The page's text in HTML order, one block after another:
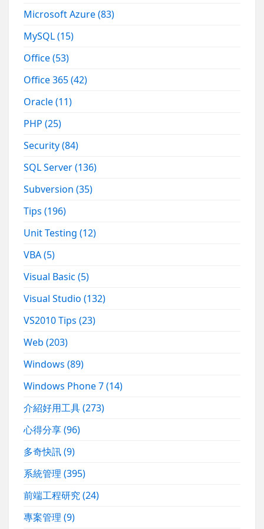
Microsoft Azure(83)
MySQL(15)
Office(53)
Office 365(42)
Oracle(11)
PHP(25)
Security(84)
SQL Server(136)
Subversion(35)
Tips(196)
Unit Testing(12)
VBA(5)
Visual Basic(5)
Visual Studio(132)
VS2010 Tips(23)
Web(203)
Windows(89)
Windows Phone 7(14)
介紹好用工具(273)
心得分享(96)
多奇快訊(9)
系統管理(395)
前端工程研究(24)
專案管理(9)